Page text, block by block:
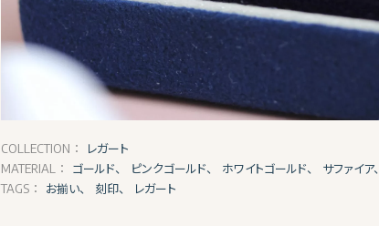
COLLECTION： レガート
MATERIAL： ゴールド、 ピンクゴールド、 ホワイトゴールド、 サファイア、
TAGS： お揃い、 刻印、 レガート